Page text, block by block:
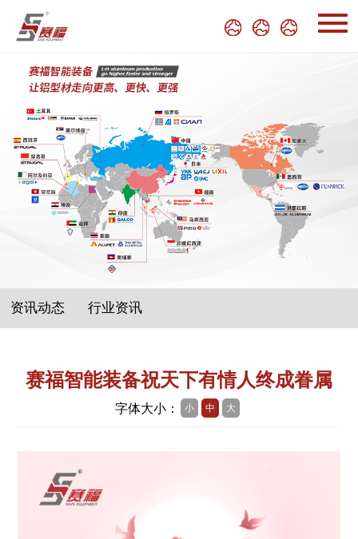
资讯动态 行业资讯
赛福智能装备祝天下有情人终成眷属
字体大小： 小 中 大